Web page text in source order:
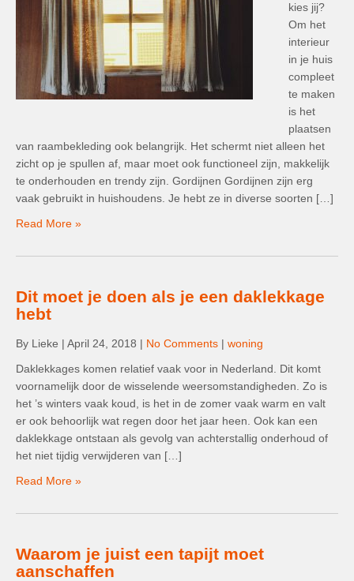
kies jij?
Om het
interieur
in je huis
compleet
te maken
is het
plaatsen
van raambekleding ook belangrijk. Het schermt niet alleen het
zicht op je spullen af, maar moet ook functioneel zijn, makkelijk
te onderhouden en trendy zijn. Gordijnen Gordijnen zijn erg
vaak gebruikt in huishoudens. Je hebt ze in diverse soorten […]
Read More »
Dit moet je doen als je een daklekkage
hebt
By Lieke | April 24, 2018 | No Comments | woning
Daklekkages komen relatief vaak voor in Nederland. Dit komt
voornamelijk door de wisselende weersomstandigheden. Zo is
het ’s winters vaak koud, is het in de zomer vaak warm en valt
er ook behoorlijk wat regen door het jaar heen. Ook kan een
daklekkage ontstaan als gevolg van achterstallig onderhoud of
het niet tijdig verwijderen van […]
Read More »
Waarom je juist een tapijt moet
aanschaffen